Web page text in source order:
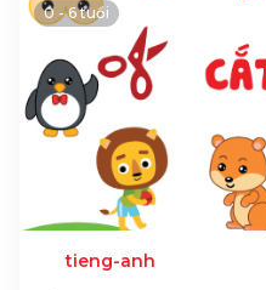
0 - 6 tuổi
tieng-anh